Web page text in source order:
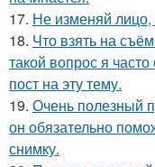
17. Не изменяй
18. Что взять на
такой вопрос я
пост на эту тему.
19. Очень полезный
он обязательно
снимку.